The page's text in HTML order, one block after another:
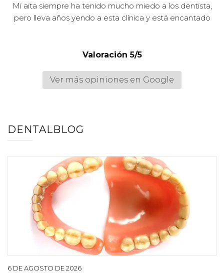
Mi aita siempre ha tenido mucho miedo a los dentista,
pero lleva años yendo a esta clínica y está encantado
Valoración 5/5
Ver más opiniones en Google
DENTALBLOG
6 DE AGOSTO DE 2026